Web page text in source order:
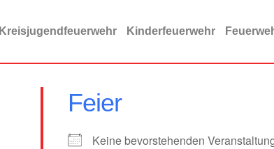
Kreisjugendfeuerwehr Kinderfeuerwehr
Feier
Keine bevorstehenden